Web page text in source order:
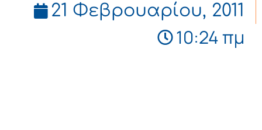
21 Φεβρουαρίου, 2011
10:24 πμ